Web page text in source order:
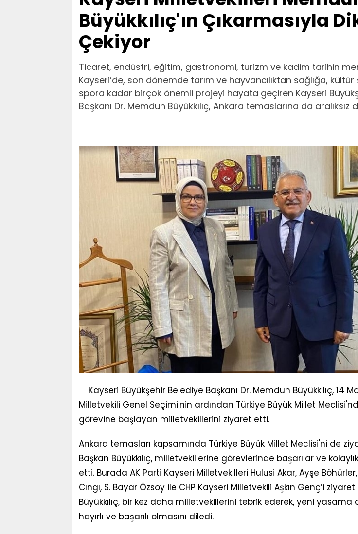
Büyükkılıç'ın Çıkarmasıyla
Çekiyor
Ticaret, endüstri, eğitim, gastronomi, turizm ve kadim tarihin
Kayseri’de, son dönemde tarım ve hayvancılıktan sağlığa,
spora kadar birçok önemli projeyi hayata geçiren Kayseri
Başkanı Dr. Memduh Büyükkılıç, Ankara temaslarına da
Kayseri Büyükşehir Belediye Başkanı Dr. Memduh Büyükkılıç, 14
Milletvekili Genel Seçimi'nin ardından Türkiye Büyük Millet
görevine başlayan milletvekillerini ziyaret etti.
Ankara temasları kapsamında Türkiye Büyük Millet Meclisi'ni de
Başkan Büyükkılıç, milletvekillerine görevlerinde başarılar ve
etti. Burada AK Parti Kayseri Milletvekilleri Hulusi Akar, Ayşe
Cıngı, S. Bayar Özsoy ile CHP Kayseri Milletvekili Aşkın Genç’i
Büyükkılıç, bir kez daha milletvekillerini tebrik ederek, yeni yasama
hayırlı ve başarılı olmasını diledi.